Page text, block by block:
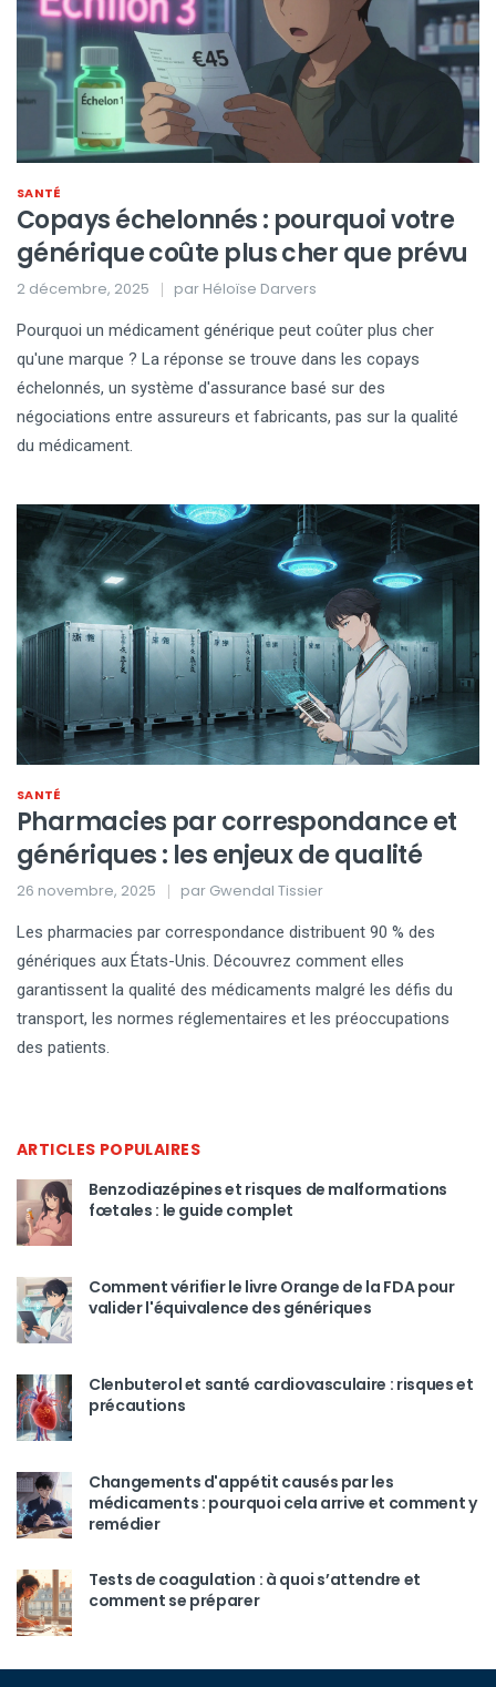
SANTÉ
Copays échelonnés : pourquoi votre
générique coûte plus cher que prévu
2 décembre, 2025 par Héloïse Darvers
Pourquoi un médicament générique peut coûter plus cher
qu'une marque ? La réponse se trouve dans les copays
échelonnés, un système d'assurance basé sur des
négociations entre assureurs et fabricants, pas sur la qualité
du médicament.
SANTÉ
Pharmacies par correspondance et
génériques : les enjeux de qualité
26 novembre, 2025 par Gwendal Tissier
Les pharmacies par correspondance distribuent 90 % des
génériques aux États-Unis. Découvrez comment elles
garantissent la qualité des médicaments malgré les défis du
transport, les normes réglementaires et les préoccupations
des patients.
ARTICLES POPULAIRES
Benzodiazépines et risques de malformations
fœtales : le guide complet
Comment vérifier le livre Orange de la FDA pour
valider l'équivalence des génériques
Clenbuterol et santé cardiovasculaire : risques et
précautions
Changements d'appétit causés par les
médicaments : pourquoi cela arrive et comment y
remédier
Tests de coagulation : à quoi s’attendre et
comment se préparer